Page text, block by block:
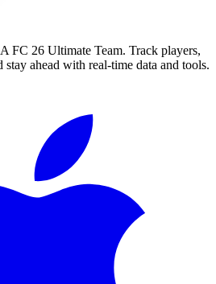
FC 26 Ultimate Team. Track players,
ahead with real-time data and tools.